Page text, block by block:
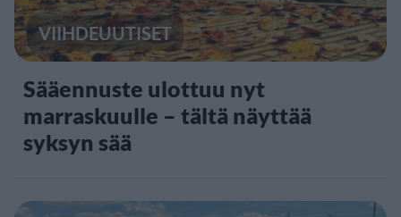
VIIHDEUUTISET
Sääennuste ulottuu nyt
marraskuulle – tältä näyttää
syksyn sää